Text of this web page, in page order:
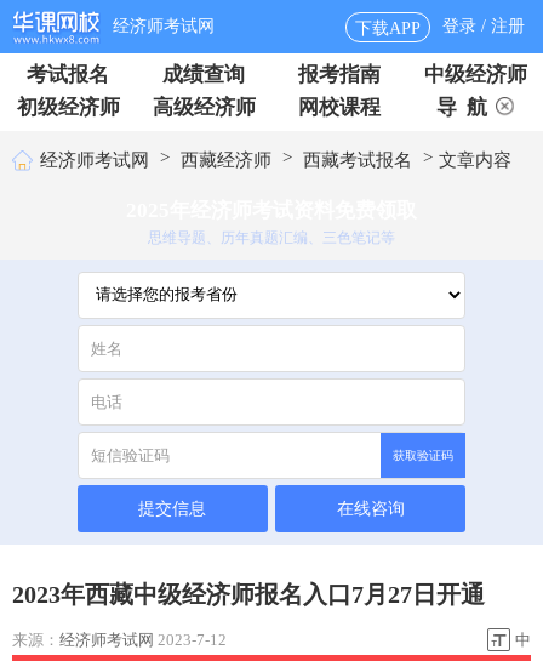
经济师考试网 下载APP 登录 / 注册
考试报名 成绩查询 报考指南
中级经济师
初级经济师
高级经济师 网校课程 导 航
经济师考试网 > 西藏经济师 > 西藏考试报名 > 文章内容
思维导题、历年真题汇编、三色笔记等
获取验证码
提交信息 在线咨询
2023年西藏中级经济师报名入口7月27日开通
来源： 经济师考试网 2023-7-12 中